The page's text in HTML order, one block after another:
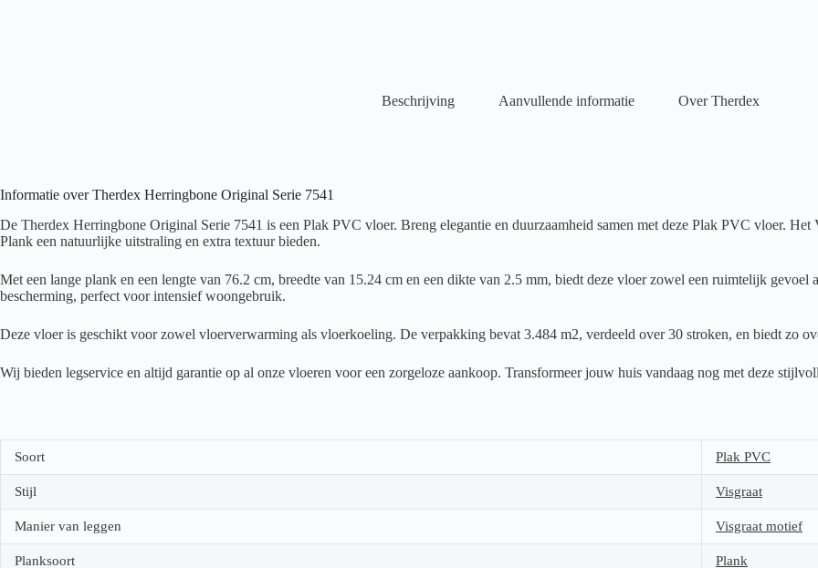
Beschrijving Aanvullende informatie Over Therdex
Informatie over Therdex Herringbone Original Serie 7541
De Therdex Herringbone Original Serie 7541 is een Plak PVC vloer. Breng elegantie en duurzaamheid samen met deze Plak PVC vloer.
Plank een natuurlijke uitstraling en extra textuur bieden.
Met een lange plank en een lengte van 76.2 cm, breedte van 15.24 cm en een dikte van 2.5 mm, biedt deze vloer zowel een ruimtelijk
bescherming, perfect voor intensief woongebruik.
Deze vloer is geschikt voor zowel vloerverwarming als vloerkoeling. De verpakking bevat 3.484 m2, verdeeld over 30 stroken, en biedt zo
Wij bieden legservice en altijd garantie op al onze vloeren voor een zorgeloze aankoop. Transformeer jouw huis vandaag nog met deze
Soort Plak PVC
Stijl Visgraat
Manier van leggen Visgraat motief
Planksoort Plank